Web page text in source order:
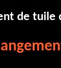
de tuile